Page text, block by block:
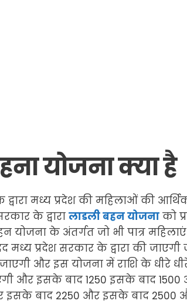
योजनाक्या है
द्वारा मध्य प्रदेश की महिलाओं की
के द्वारा लाडली बहन योजना को
योजना के अंतर्गत जो भी पात्र
मध्य प्रदेश सरकार के द्वारा की
और इस योजना में राशि के धीरे
और इसके बाद 1250 इसके बाद
इसके बाद 2250 और इसके बाद 2500